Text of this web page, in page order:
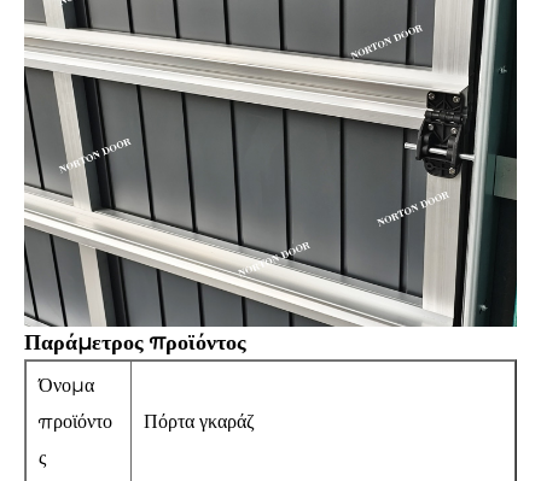
Παράμετρος προϊόντος
Όνομα
προϊόντο
ς
Πόρτα γκαράζ